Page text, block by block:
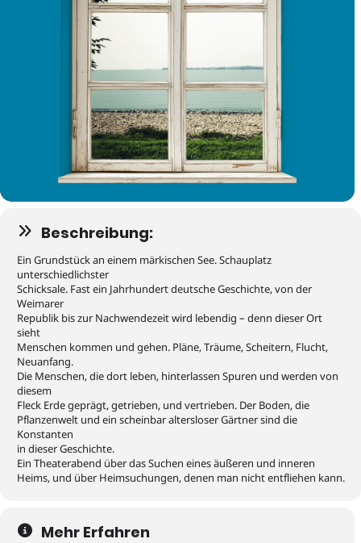
Beschreibung:
Ein Grundstück an einem märkischen See. Schauplatz
unterschiedlichster
Schicksale. Fast ein Jahrhundert deutsche Geschichte, von der
Weimarer
Republik bis zur Nachwendezeit wird lebendig – denn dieser Ort
sieht
Menschen kommen und gehen. Pläne, Träume, Scheitern, Flucht,
Neuanfang.
Die Menschen, die dort leben, hinterlassen Spuren und werden von
diesem
Fleck Erde geprägt, getrieben, und vertrieben. Der Boden, die
Pflanzenwelt und ein scheinbar altersloser Gärtner sind die
Konstanten
in dieser Geschichte.
Ein Theaterabend über das Suchen eines äußeren und inneren
Heims, und über Heimsuchungen, denen man nicht entfliehen kann.
Mehr Erfahren